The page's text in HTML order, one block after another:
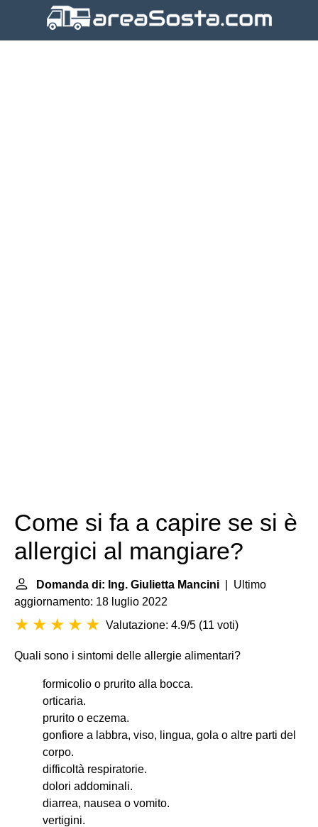
Come si fa a capire se si è
allergici al mangiare?
Domanda di: Ing. Giulietta Mancini | Ultimo
aggiornamento: 18 luglio 2022
Valutazione: 4.9/5 (11 voti)
Quali sono i sintomi delle allergie alimentari?
formicolio o prurito alla bocca.
orticaria.
prurito o eczema.
gonfiore a labbra, viso, lingua, gola o altre parti del
corpo.
difficoltà respiratorie.
dolori addominali.
diarrea, nausea o vomito.
vertigini.